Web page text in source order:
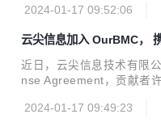
金融、电力、轨交、网安
品的研发生产、方案设计
品阵列丰富、性能优异，
源等关键行业，助力用户
地驭势驭数前行。 坚持精
计算机以强大的技术实力
创新技术软硬件产品的协
2024-01-17 09:52:06
云尖信息加入 OurBMC，
态
近日，云尖信息技术有限
nse Agreement，贡献者
萧山注册成立，是拥有先
2024-01-17 09:49:23